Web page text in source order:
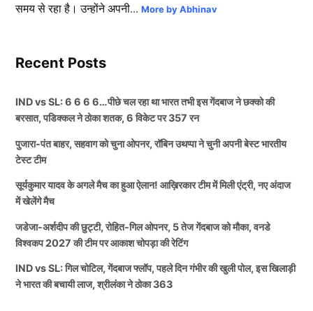
समय से रहा है। उन्होंने अपनी...More by Abhinav
Recent Posts
IND vs SL: 6 6 6 6…पीछे चल रहा था भारत तभी इस गेंदबाज ने छक्को की
बरसात, पडिक्कल ने ठोका शतक, 6 विकेट पर 357 रन
पुजारा-पंत बाहर, सहवाग को चुना ओपनर, रॉबिन उथप्पा ने चुनी अपनी बेस्ट भारतीय
टेस्ट टीम
सूर्यकुमार यादव के अगले मैच का हुआ ऐलान! आख़िरकार टीम में मिली एंट्री, नए अंदाज
में खेलेंगे मैच
जडेजा-अर्शदीप की छुट्टी, रोहित-गिल ओपनर, 5 तेज गेंदबाज को मौका, वनडे
विश्वकप 2027 की टीम पर आकाश चोपड़ा की रेटिंग
IND vs SL: गिल चोटिल, गेंदबाज फ्लॉप, पहले दिन गंभीर की खुली पोल, इस खिलाड़ी
ने भारत की बचायी लाज, श्रीलंका ने ठोका 363